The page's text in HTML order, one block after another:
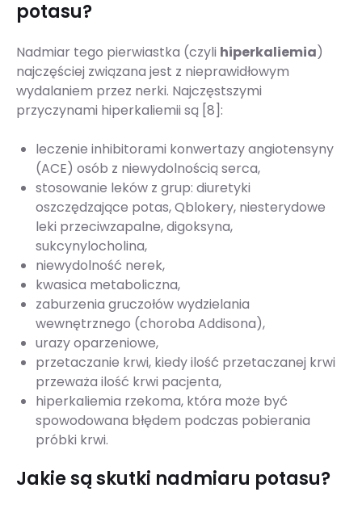
potasu?
Nadmiar tego pierwiastka (czyli hiperkaliemia)
najczęściej związana jest z nieprawidłowym
wydalaniem przez nerki. Najczęstszymi
przyczynami hiperkaliemii są [8]:
leczenie inhibitorami konwertazy angiotensyny
(ACE) osób z niewydolnością serca,
stosowanie leków z grup: diuretyki
oszczędzające potas, Qblokery, niesterydowe
leki przeciwzapalne, digoksyna,
sukcynylocholina,
niewydolność nerek,
kwasica metaboliczna,
zaburzenia gruczołów wydzielania
wewnętrznego (choroba Addisona),
urazy oparzeniowe,
przetaczanie krwi, kiedy ilość przetaczanej krwi
przeważa ilość krwi pacjenta,
hiperkaliemia rzekoma, która może być
spowodowana błędem podczas pobierania
próbki krwi.
Jakie są skutki nadmiaru potasu?